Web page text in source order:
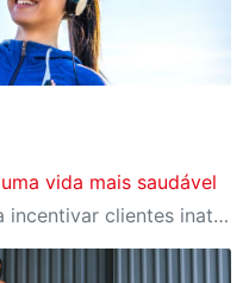
vida mais saudável
SESI-SP lança campanha para incentivar clientes inativos a retomarem a prática de atividades físicas, esporte e lazer com benefícios exclusivos